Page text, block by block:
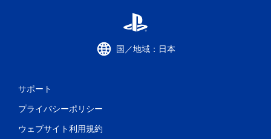
国／地域：日本
サポート
プライバシーポリシー
ウェブサイト利用規約